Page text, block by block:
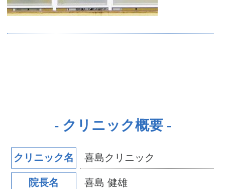
クリニック概要
クリニック名 喜島クリニック
院長名 喜島 健雄